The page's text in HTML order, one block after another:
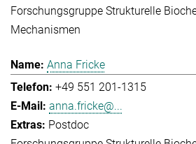
Forschungsgruppe Strukturelle
Mechanismen
Anna Fricke
+49 551 201-1315
anna.fricke@...
Postdoc